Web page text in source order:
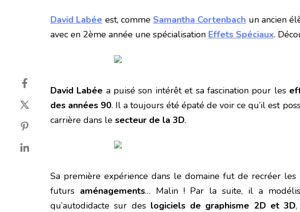
David Labée est, comme Samantha Cortenbach un ancien
avec en 2ème année une spécialisation Effets Spéciaux.
David Labée a puisé son intérêt et sa fascination pour les
des années 90. Il a toujours été épaté de voir ce qu’il est
carrière dans le secteur de la 3D.
Sa première expérience dans le domaine fut de recréer les
futurs aménagements… Malin ! Par la suite, il a
qu’autodidacte sur des logiciels de graphisme 2D et 3D